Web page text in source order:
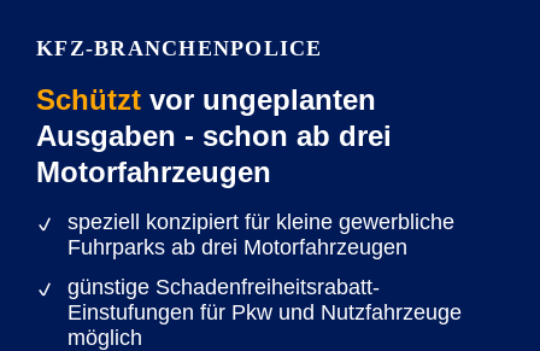
KFZ-BRANCHEN­POLICE
Schützt vor ungeplanten
Ausgaben - schon ab drei
Motorfahrzeugen
speziell konzipiert für kleine gewerbliche
Fuhrparks ab drei Motorfahrzeugen
günstige Schadenfreiheitsrabatt-
Einstufungen für Pkw und Nutzfahrzeuge
möglich